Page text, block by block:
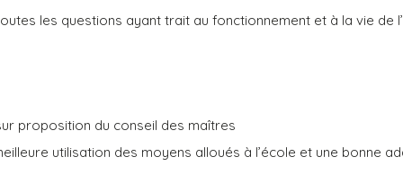
les questions ayant trait au fonctionnement et à la vie de
proposition du conseil des maîtres
utilisation des moyens alloués à l’école et une bonne